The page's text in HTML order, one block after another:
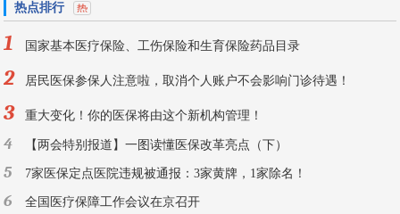
热点排行
1 国家基本医疗保险、工伤保险和生育保险药品目录
2 居民医保参保人注意啦，取消个人账户不会影响门诊待遇！
3 重大变化！你的医保将由这个新机构管理！
4 【两会特别报道】一图读懂医保改革亮点（下）
5 7家医保定点医院违规被通报：3家黄牌，1家除名！
6 全国医疗保障工作会议在京召开